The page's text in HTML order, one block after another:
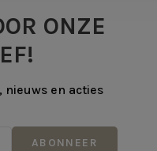
ONZE
nieuws en acties
ABONNEER